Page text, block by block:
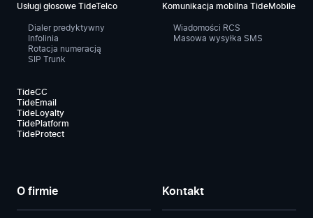
Usługi głosowe TideTelco
Dialer predyktywny
Infolinia
Rotacja numeracją
SIP Trunk
Komunikacja mobilna TideMobile
Wiadomości RCS
Masowa wysyłka SMS
TideCC
TideEmail
TideLoyalty
TidePlatform
TideProtect
O firmie Kontakt